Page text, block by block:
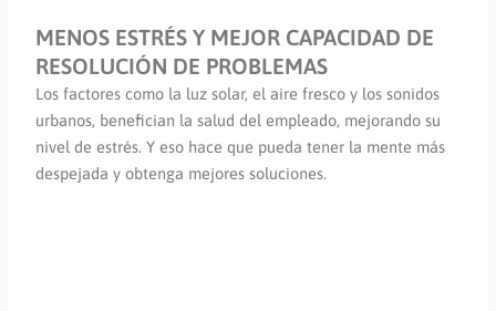
MENOS ESTRÉS Y MEJOR CAPACIDAD DE
RESOLUCIÓN DE PROBLEMAS
Los factores como la luz solar, el aire fresco y los sonidos
urbanos, benefician la salud del empleado, mejorando su
nivel de estrés. Y eso hace que pueda tener la mente más
despejada y obtenga mejores soluciones.